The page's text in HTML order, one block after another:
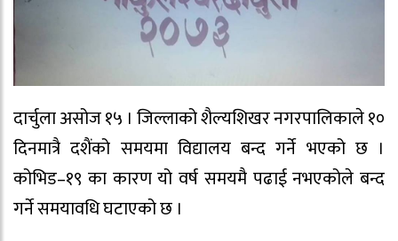
दार्चुला असोज १५ । जिल्लाको शैल्यशिखर नगरपालिकाले १०
दिनमात्रै दशैंको समयमा विद्यालय बन्द गर्ने भएको छ ।
कोभिड–१९ का कारण यो वर्ष समयमै पढाई नभएकोले बन्द
गर्ने समयावधि घटाएको छ ।